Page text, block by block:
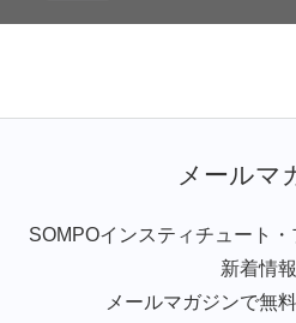
メールマ
SOMPOインスティチュート
新着情
メールマガジンで無